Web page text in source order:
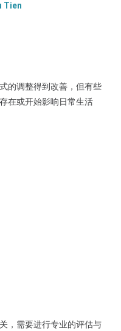
Tien
的调整得到改善，但有些
在或开始影响日常生活
，需要进行专业的评估与